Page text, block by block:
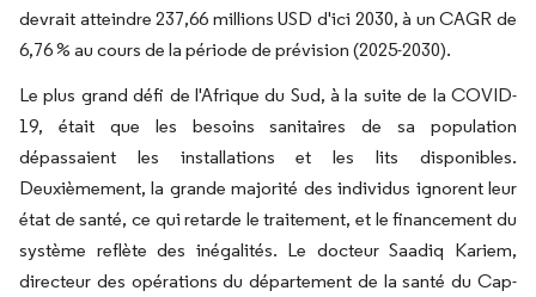
devrait atteindre 237,66 millions USD d'ici 2030, à un CAGR de
6,76 % au cours de la période de prévision (2025-2030).
Le plus grand défi de l'Afrique du Sud, à la suite de la COVID-
19, était que les besoins sanitaires de sa population
dépassaient les installations et les lits disponibles.
Deuxièmement, la grande majorité des individus ignorent leur
état de santé, ce qui retarde le traitement, et le financement du
système reflète des inégalités. Le docteur Saadiq Kariem,
directeur des opérations du département de la santé du Cap-